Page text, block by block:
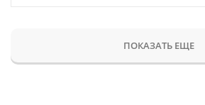
ПОКАЗАТЬ ЕЩЕ